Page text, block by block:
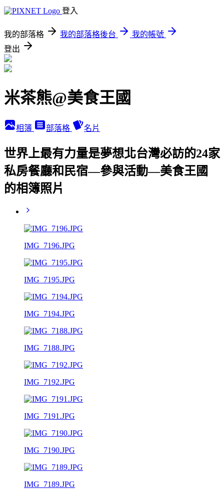
登入
我的部落格 我的部落格後台
我的帳號
登出
米茶熊@美食王國
相簿 部落格 名片
世界上最有力量是夢想北台灣必訪的24家
私房餐廳和民宿—參與活動—美食王國
的相簿照片
IMG_7196.JPG
IMG_7195.JPG
IMG_7194.JPG
IMG_7188.JPG
IMG_7192.JPG
IMG_7191.JPG
IMG_7190.JPG
IMG_7189.JPG